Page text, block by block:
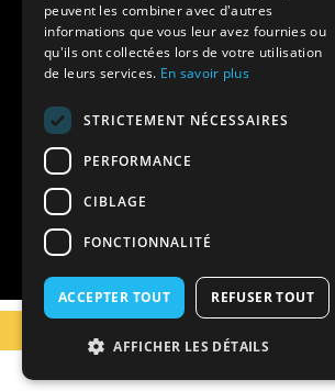
Notre histoire
Nos engagements
Charte qualité
Projet des séjours adaptés
peuvent les combiner avec d'autres
informations que vous leur avez fournies ou
qu'ils ont collectées lors de votre utilisation
de leurs services. En savoir plus
STRICTEMENT NÉCESSAIRES
PERFORMANCE
CIBLAGE
FONCTIONNALITÉ
ACCEPTER TOUT REFUSER TOUT
AFFICHER LES DÉTAILS